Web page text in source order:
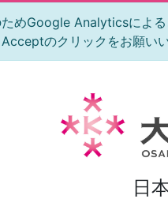
めGoogle Analyticsによ
のクリックをお願いい
日